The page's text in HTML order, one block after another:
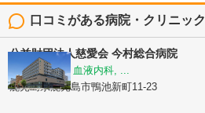
口コミがある病院・クリニック
公益財団法人慈愛会 今村総合病院
内科, 救急科, 血液内科, ...
鹿児島県鹿児島市鴨池新町11-23